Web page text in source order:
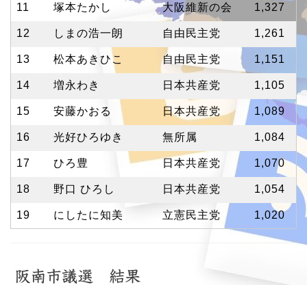
11 塚本たかし 大阪維新の会 1,327
12 しまの浩一朗 自由民主党 1,261
13 松本あきひこ 自由民主党 1,151
14 増永わき 日本共産党 1,105
15 安藤かおる 日本共産党 1,089
16 光好ひろゆき 無所属 1,084
17 ひろ豊 日本共産党 1,070
18 野口 ひろし 日本共産党 1,054
19 にしたに知美 立憲民主党 1,020
阪南市議選 結果